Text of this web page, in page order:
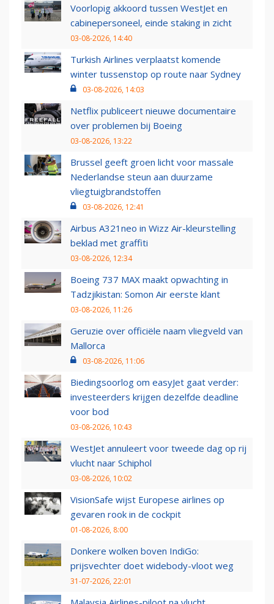
Voorlopig akkoord tussen WestJet en
cabinepersoneel, einde staking in zicht
03-08-2026, 14:40
Turkish Airlines verplaatst komende
winter tussenstop op route naar Sydney
03-08-2026, 14:03
Netflix publiceert nieuwe documentaire
over problemen bij Boeing
03-08-2026, 13:22
Brussel geeft groen licht voor massale
Nederlandse steun aan duurzame
vliegtuigbrandstoffen
03-08-2026, 12:41
Airbus A321neo in Wizz Air-kleurstelling
beklad met graffiti
03-08-2026, 12:34
Boeing 737 MAX maakt opwachting in
Tadzjikistan: Somon Air eerste klant
03-08-2026, 11:26
Geruzie over officiële naam vliegveld van
Mallorca
03-08-2026, 11:06
Biedingsoorlog om easyJet gaat verder:
investeerders krijgen dezelfde deadline
voor bod
03-08-2026, 10:43
WestJet annuleert voor tweede dag op rij
vlucht naar Schiphol
03-08-2026, 10:02
VisionSafe wijst Europese airlines op
gevaren rook in de cockpit
01-08-2026, 8:00
Donkere wolken boven IndiGo:
prijsvechter doet widebody-vloot weg
31-07-2026, 22:01